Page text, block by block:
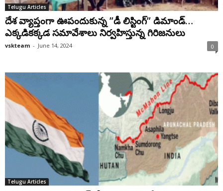
Telugu Articles
దేశ వ్యాప్తంగా ఊపందుకున్న ”డీ లిస్టింగ్‌” డిమాండ్…
ఎక్కడికక్కడ సమావేశాలు నిర్వహిస్తున్న గిరిజనులు
vskteam - June 14, 2024 0
Telugu Articles